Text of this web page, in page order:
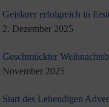
Geislarer erfolgreich in
2. Dezember 2025
Geschmückter
November 2025
Start des Lebendigen